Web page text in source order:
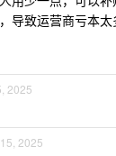
导致运营商亏本太
2025
2025